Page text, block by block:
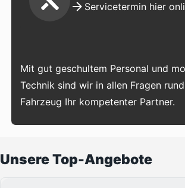
Servicetermin hier
Mit gut geschultem Personal und
Technik sind wir in allen Fragen
Fahrzeug Ihr kompetenter Partner.
Unsere Top-Angebote